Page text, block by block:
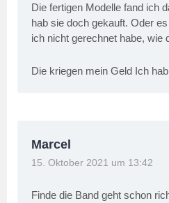
Die fertigen Modelle fand ich
hab sie doch gekauft. Oder
ich nicht gerechnet habe, wie
Die kriegen mein Geld Ich
Marcel
15. Oktober 2021 um 13:42
Finde die Band geht schon